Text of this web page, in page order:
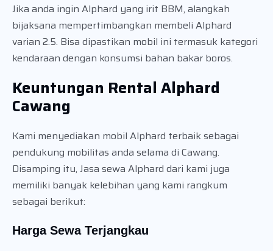
Jika anda ingin Alphard yang irit BBM, alangkah
bijaksana mempertimbangkan membeli Alphard
varian 2.5. Bisa dipastikan mobil ini termasuk kategori
kendaraan dengan konsumsi bahan bakar boros.
Keuntungan Rental Alphard
Cawang
Kami menyediakan mobil Alphard terbaik sebagai
pendukung mobilitas anda selama di Cawang.
Disamping itu, Jasa sewa Alphard dari kami juga
memiliki banyak kelebihan yang kami rangkum
sebagai berikut:
Harga Sewa Terjangkau